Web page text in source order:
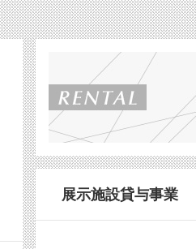
展示施設貸与事業